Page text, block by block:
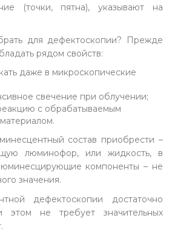
(точки, пятна), указывают на
для дефектоскопии? Прежде
рядом свойств:
даже в микроскопические
свечение при облучении;
с обрабатываемым
состав приобрести –
люминофор, или жидкость, в
компоненты – не
значения.
дефектоскопии достаточно
не требует значительных